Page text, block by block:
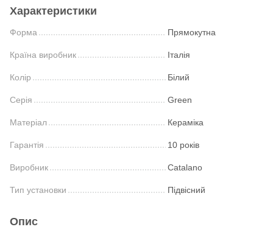
Характеристики
Форма Прямокутна
Країна виробник Італія
Колір Білий
Серія Green
Матеріал Кераміка
Гарантія 10 років
Виробник Catalano
Тип установки Підвісний
Опис